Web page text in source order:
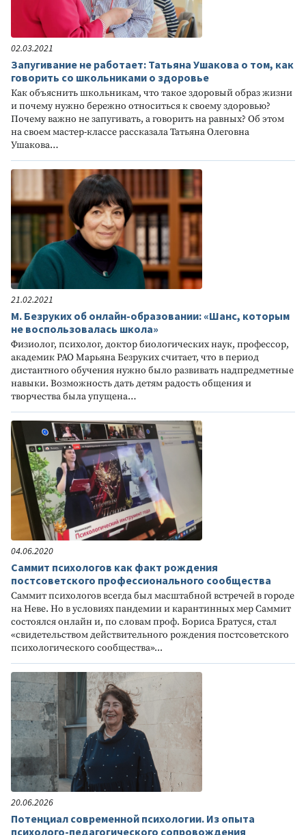
02.03.2021
Запугивание не работает: Татьяна Ушакова о том, как
говорить со школьниками о здоровье
Как объяснить школьникам, что такое здоровый образ жизни
и почему нужно бережно относиться к своему здоровью?
Почему важно не запугивать, а говорить на равных? Об этом
на своем мастер-классе рассказала Татьяна Олеговна
Ушакова…
21.02.2021
М. Безруких об онлайн-образовании: «Шанс, которым
не воспользовалась школа»
Физиолог, психолог, доктор биологических наук, профессор,
академик РАО Марьяна Безруких считает, что в период
дистантного обучения нужно было развивать надпредметные
навыки. Возможность дать детям радость общения и
творчества была упущена…
04.06.2020
Саммит психологов как факт рождения
постсоветского профессионального сообщества
Саммит психологов всегда был масштабной встречей в городе
на Неве. Но в условиях пандемии и карантинных мер Саммит
состоялся онлайн и, по словам проф. Бориса Братуся, стал
«свидетельством действительного рождения постсоветского
психологического сообщества»...
20.06.2026
Потенциал современной психологии. Из опыта
психолого-педагогического сопровождения